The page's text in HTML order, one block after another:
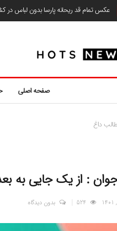
عکس تمام قد ریحانه پارسا بدون لباس در
صفحه اصلی
داغ
: از یک جایی به
بدون دیدگاه